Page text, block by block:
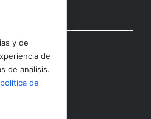
secciones
Contacto
y de
de
de análisis.
política de